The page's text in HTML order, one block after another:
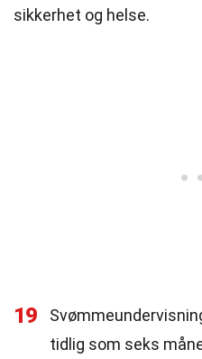
sikkerhet og helse.
19
tidlig som seks